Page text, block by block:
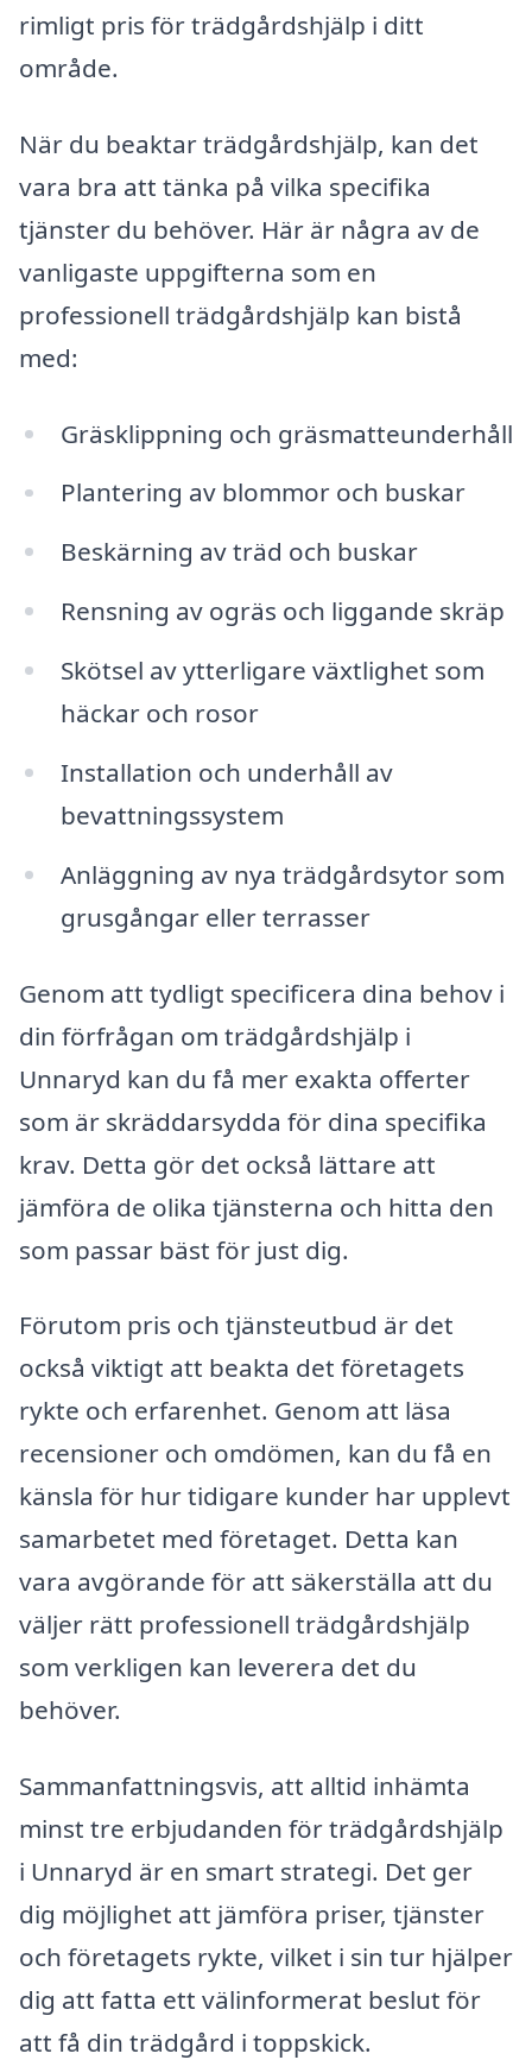
rimligt pris för trädgårdshjälp i ditt
område.
När du beaktar trädgårdshjälp, kan det
vara bra att tänka på vilka specifika
tjänster du behöver. Här är några av de
vanligaste uppgifterna som en
professionell trädgårdshjälp kan bistå
med:
Gräsklippning och gräsmatteunderhåll
Plantering av blommor och buskar
Beskärning av träd och buskar
Rensning av ogräs och liggande skräp
Skötsel av ytterligare växtlighet som
häckar och rosor
Installation och underhåll av
bevattningssystem
Anläggning av nya trädgårdsytor som
grusgångar eller terrasser
Genom att tydligt specificera dina behov i
din förfrågan om trädgårdshjälp i
Unnaryd kan du få mer exakta offerter
som är skräddarsydda för dina specifika
krav. Detta gör det också lättare att
jämföra de olika tjänsterna och hitta den
som passar bäst för just dig.
Förutom pris och tjänsteutbud är det
också viktigt att beakta det företagets
rykte och erfarenhet. Genom att läsa
recensioner och omdömen, kan du få en
känsla för hur tidigare kunder har upplevt
samarbetet med företaget. Detta kan
vara avgörande för att säkerställa att du
väljer rätt professionell trädgårdshjälp
som verkligen kan leverera det du
behöver.
Sammanfattningsvis, att alltid inhämta
minst tre erbjudanden för trädgårdshjälp
i Unnaryd är en smart strategi. Det ger
dig möjlighet att jämföra priser, tjänster
och företagets rykte, vilket i sin tur hjälper
dig att fatta ett välinformerat beslut för
att få din trädgård i toppskick.